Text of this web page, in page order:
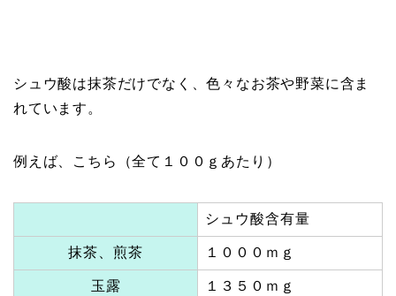
シュウ酸は抹茶だけでなく、色々なお茶や野菜に含ま
れています。
例えば、こちら（全て１００ｇあたり）
シュウ酸含有量
抹茶、煎茶 １０００ｍｇ
玉露 １３５０ｍｇ